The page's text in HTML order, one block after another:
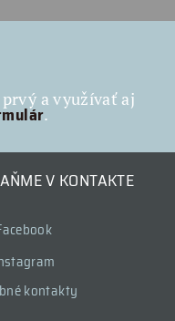
a využívať aj
.
V KONTAKTE
kontakty